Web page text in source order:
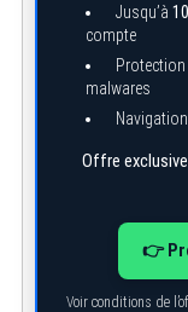
Jusqu’à
compte
malwares
Offre
👉
Voir conditions de
c
h
o
r